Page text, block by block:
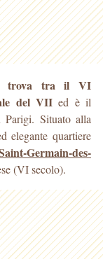
si trova tra il VI
del VII ed è il
Parigi. Situato alla
elegante quartiere
Germain-des-
(VI secolo).